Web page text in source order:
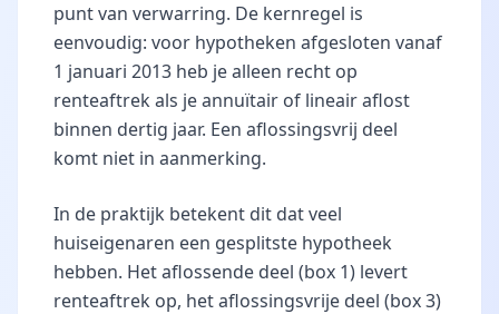
punt van verwarring. De kernregel is
eenvoudig: voor hypotheken afgesloten vanaf
1 januari 2013 heb je alleen recht op
renteaftrek als je annuïtair of lineair aflost
binnen dertig jaar. Een aflossingsvrij deel
komt niet in aanmerking.
In de praktijk betekent dit dat veel
huiseigenaren een gesplitste hypotheek
hebben. Het aflossende deel (box 1) levert
renteaftrek op, het aflossingsvrije deel (box 3)